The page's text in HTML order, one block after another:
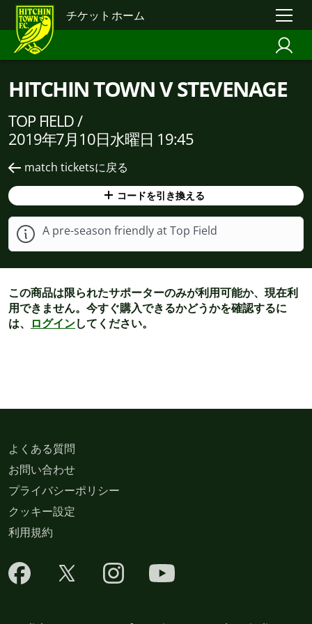
チケットホーム
HITCHIN TOWN V STEVENAGE
TOP FIELD /
2019年7月10日水曜日 19:45
match ticketsに戻る
コードを引き換える
A pre-season friendly at Top Field
この商品は限られたサポーターのみが利用可能か、現在利
用できません。今すぐ購入できるかどうかを確認するに
は、
ログインしてください。
よくある質問
お問い合わせ
プライバシーポリシー
クッキー設定
利用規約